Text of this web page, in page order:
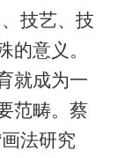
技艺、技
的意义。
就成为一
范畴。蔡
法研究